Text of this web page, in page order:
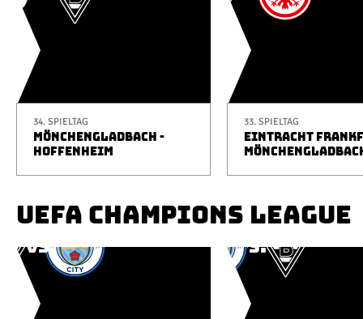
34. SPIELTAG
MÖNCHENGLADBACH -
HOFFENHEIM
33. SPIELTAG
EINTRACHT
UEFA CHAMPIONS LEAGUE